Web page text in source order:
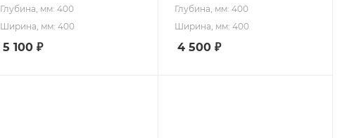
Глубина, мм: 400
Ширина, мм: 400
5 100₽
Глубина, мм: 400
Ширина, мм: 400
4 500₽